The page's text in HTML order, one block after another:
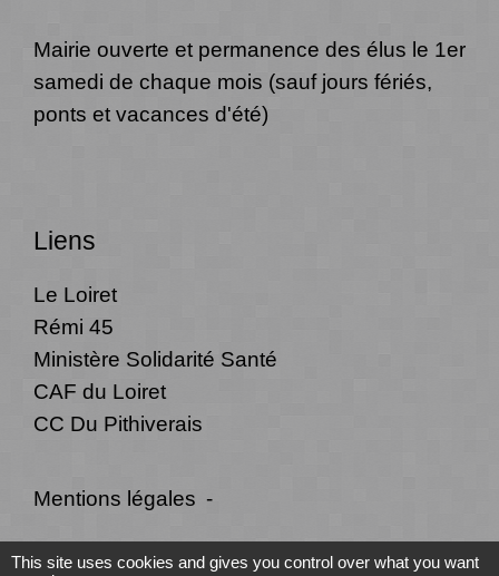
Mairie ouverte et permanence des élus le 1er
samedi de chaque mois (sauf jours fériés,
ponts et vacances d'été)
Liens
Le Loiret
Rémi 45
Ministère Solidarité Santé
CAF du Loiret
CC Du Pithiverais
Mentions légales -
Politique de confidentialité - Accessibilité -
This site uses cookies and gives you control over what you want